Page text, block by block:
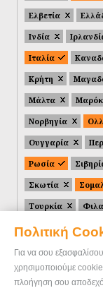
Πολιτική
Για να σου
χρησιμοποιούμε
πλοήγηση σου
Ελβετία
Ινδία
Ιταλία
Κρήτη
Μάλτα
Νορβηγία
Ουγγαρία
Ρωσία
Σκωτία
Τουρκία